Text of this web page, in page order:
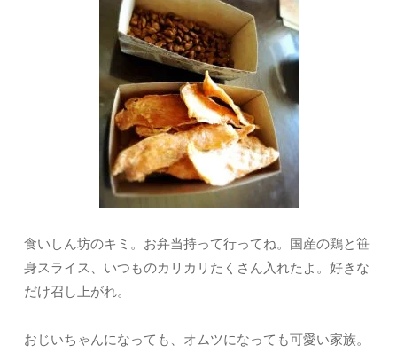
食いしん坊のキミ。お弁当持って行ってね。国産の鶏と笹
身スライス、いつものカリカリたくさん入れたよ。好きな
だけ召し上がれ。
おじいちゃんになっても、オムツになっても可愛い家族。